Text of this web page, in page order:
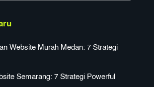
Website Murah Medan: 7 Strategi
Semarang: 7 Strategi Powerful